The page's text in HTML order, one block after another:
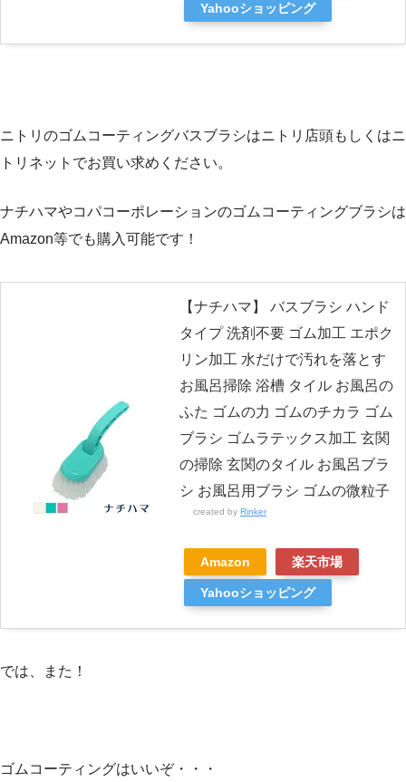
Yahooショッピング
ニトリのゴムコーティングバスブラシはニトリ店頭もしくはニ
トリネットでお買い求めください。
ナチハマやコパコーポレーションのゴムコーティングブラシは
Amazon等でも購入可能です！
【ナチハマ】 バスブラシ ハンド
タイプ 洗剤不要 ゴム加工 エポク
リン加工 水だけで汚れを落とす
お風呂掃除 浴槽 タイル お風呂の
ふた ゴムの力 ゴムのチカラ ゴム
ブラシ ゴムラテックス加工 玄関
の掃除 玄関のタイル お風呂ブラ
シ お風呂用ブラシ ゴムの微粒子
created by Rinker
Amazon 楽天市場
Yahooショッピング
では、また！
ゴムコーティングはいいぞ・・・